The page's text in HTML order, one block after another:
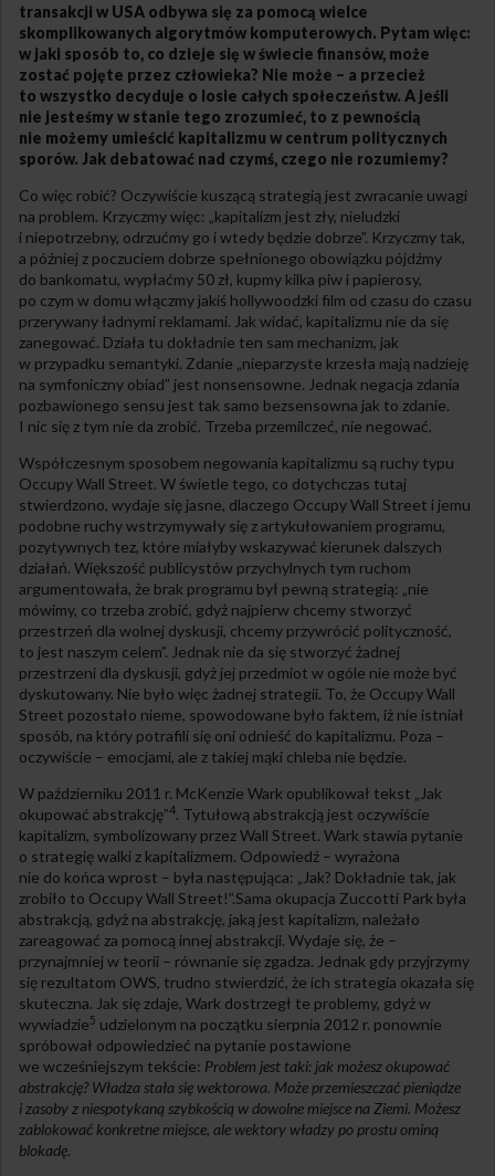
transakcji w USA odbywa się za pomocą wielce
skomplikowanych algorytmów komputerowych. Pytam więc:
w jaki sposób to, co dzieje się w świecie finansów, może
zostać pojęte przez człowieka? Nie może – a przecież
to wszystko decyduje o losie całych społeczeństw. A jeśli
nie jesteśmy w stanie tego zrozumieć, to z pewnością
nie możemy umieścić kapitalizmu w centrum politycznych
sporów. Jak debatować nad czymś, czego nie rozumiemy?
Co więc robić? Oczywiście kuszącą strategią jest zwracanie uwagi
na problem. Krzyczmy więc: „kapitalizm jest zły, nieludzki
i niepotrzebny, odrzućmy go i wtedy będzie dobrze”. Krzyczmy tak,
a później z poczuciem dobrze spełnionego obowiązku pójdźmy
do bankomatu, wypłaćmy 50 zł, kupmy kilka piw i papierosy,
po czym w domu włączmy jakiś hollywoodzki film od czasu do czasu
przerywany ładnymi reklamami. Jak widać, kapitalizmu nie da się
zanegować. Działa tu dokładnie ten sam mechanizm, jak
w przypadku semantyki. Zdanie „nieparzyste krzesła mają nadzieję
na symfoniczny obiad” jest nonsensowne. Jednak negacja zdania
pozbawionego sensu jest tak samo bezsensowna jak to zdanie.
I nic się z tym nie da zrobić. Trzeba przemilczeć, nie negować.
Współczesnym sposobem negowania kapitalizmu są ruchy typu
Occupy Wall Street. W świetle tego, co dotychczas tutaj
stwierdzono, wydaje się jasne, dlaczego Occupy Wall Street i jemu
podobne ruchy wstrzymywały się z artykułowaniem programu,
pozytywnych tez, które miałyby wskazywać kierunek dalszych
działań. Większość publicystów przychylnych tym ruchom
argumentowała, że brak programu był pewną strategią: „nie
mówimy, co trzeba zrobić, gdyż najpierw chcemy stworzyć
przestrzeń dla wolnej dyskusji, chcemy przywrócić polityczność,
to jest naszym celem”. Jednak nie da się stworzyć żadnej
przestrzeni dla dyskusji, gdyż jej przedmiot w ogóle nie może być
dyskutowany. Nie było więc żadnej strategii. To, że Occupy Wall
Street pozostało nieme, spowodowane było faktem, iż nie istniał
sposób, na który potrafili się oni odnieść do kapitalizmu. Poza –
oczywiście – emocjami, ale z takiej mąki chleba nie będzie.
W październiku 2011 r. McKenzie Wark opublikował tekst „Jak
okupować abstrakcję”4. Tytułową abstrakcją jest oczywiście
kapitalizm, symbolizowany przez Wall Street. Wark stawia pytanie
o strategię walki z kapitalizmem. Odpowiedź – wyrażona
nie do końca wprost – była następująca: „Jak? Dokładnie tak, jak
zrobiło to Occupy Wall Street!”.Sama okupacja Zuccotti Park była
abstrakcją, gdyż na abstrakcję, jaką jest kapitalizm, należało
zareagować za pomocą innej abstrakcji. Wydaje się, że –
przynajmniej w teorii – równanie się zgadza. Jednak gdy przyjrzymy
się rezultatom OWS, trudno stwierdzić, że ich strategia okazała się
skuteczna. Jak się zdaje, Wark dostrzegł te problemy, gdyż w
wywiadzie5 udzielonym na początku sierpnia 2012 r. ponownie
spróbował odpowiedzieć na pytanie postawione
we wcześniejszym tekście: Problem jest taki: jak możesz okupować
abstrakcję? Władza stała się wektorowa. Może przemieszczać pieniądze
i zasoby z niespotykaną szybkością w dowolne miejsce na Ziemi. Możesz
zablokować konkretne miejsce, ale wektory władzy po prostu ominą
blokadę.